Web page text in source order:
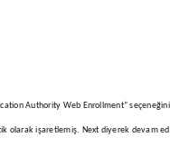
Authority Web Enrollment”
olarak işaretlemiş. Next diyerek devam